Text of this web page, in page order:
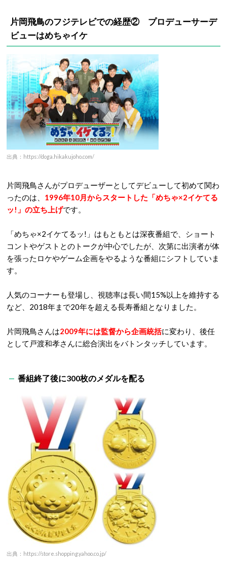
片岡飛鳥のフジテレビでの経歴② プロデューサーデ
ビューはめちゃイケ
出典：https://doga.hikakujoho.com/
片岡飛鳥さんがプロデューザーとしてデビューして初めて関わ
ったのは、 1996年10月からスタートした「めちゃ×2イケてる
ッ!」の立ち上げです。
「めちゃ×2イケてるッ!」はもともとは深夜番組で、ショート
コントやゲストとのトークが中心でしたが、次第に出演者が体
を張ったロケやゲーム企画をやるような番組にシフトしていま
す。
人気のコーナーも登場し、視聴率は長い間15%以上を維持する
など、2018年まで20年を超える長寿番組となりました。
片岡飛鳥さんは2009年には監督から企画統括に変わり、後任
として戸渡和孝さんに総合演出をバトンタッチしています。
番組終了後に300枚のメダルを配る
出典：https://store.shopping.yahoo.co.jp/